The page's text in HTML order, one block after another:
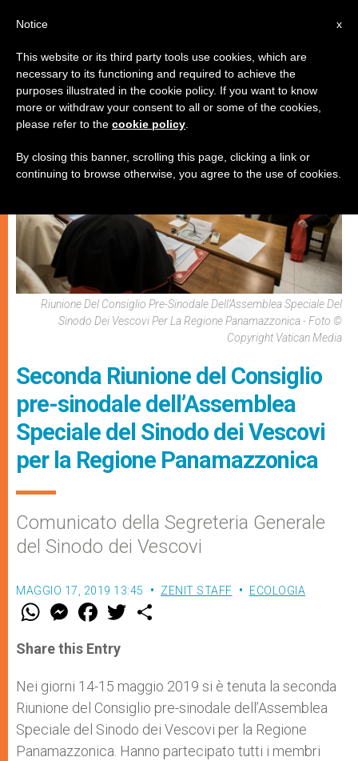
ECOLOGIA
Riunione Del Consiglio Pre-Sinodale Dell’Assemblea Speciale Del
Sinodo Dei Vescovi Per La Regione Panamazzonica - Foto ©
Copyright Vatican Media
Seconda Riunione del Consiglio
pre-sinodale dell’Assemblea
Speciale del Sinodo dei Vescovi
per la Regione Panamazzonica
Comunicato della Segreteria Generale
del Sinodo dei Vescovi
MAGGIO 17, 2019 13:45 ZENIT STAFF ECOLOGIA
W
t
s
p
p
M
e
s
e
g
e
r
F
a
e
b
o
k
w
r
Share this Entry
Nei giorni 14-15 maggio 2019 si è tenuta la seconda
Riunione del Consiglio pre-sinodale dell’Assemblea
Speciale del Sinodo dei Vescovi per la Regione
Panamazzonica. Hanno partecipato tutti i membri
x
Notice
This website or its third party tools use cookies, which are
necessary to its functioning and required to achieve the
purposes illustrated in the cookie policy. If you want to know
more or withdraw your consent to all or some of the cookies,
please refer to the cookie policy
By closing this banner, scrolling this page, clicking a link or
continuing to browse otherwise, you agree to the use of cookies.